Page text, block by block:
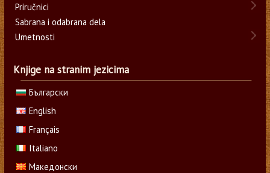
Priručnici
Sabrana i odabrana dela
Umetnosti
Knjige na stranim jezicima
Български
English
Français
Italiano
Македонски